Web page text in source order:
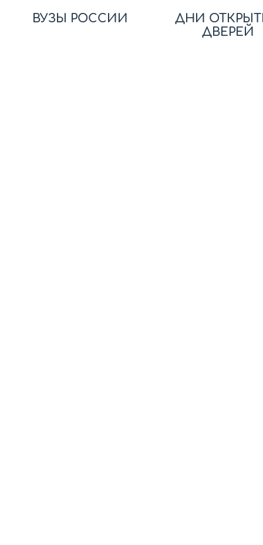
ВУЗЫ РОССИИ
ДНИ
ДВЕРЕЙ